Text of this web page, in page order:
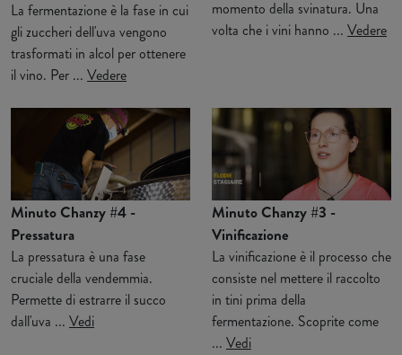
La fermentazione è la fase in cui
gli zuccheri dell'uva vengono
trasformati in alcol per ottenere
il vino. Per ... Vedere
momento della svinatura. Una
volta che i vini hanno ... Vedere
Minuto Chanzy #4 -
Pressatura
La pressatura è una fase
cruciale della vendemmia.
Permette di estrarre il succo
dall'uva ... Vedi
Minuto Chanzy #3 -
Vinificazione
La vinificazione è il processo che
consiste nel mettere il raccolto
in tini prima della
fermentazione. Scoprite come
... Vedi